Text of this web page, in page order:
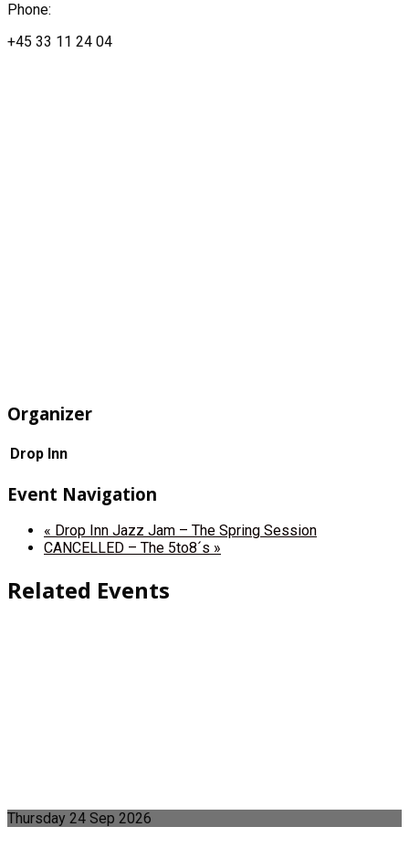
Phone:
+45 33 11 24 04
Organizer
Drop Inn
Event Navigation
« Drop Inn Jazz Jam – The Spring Session
CANCELLED – The 5to8´s »
Related Events
Thursday 24 Sep 2026